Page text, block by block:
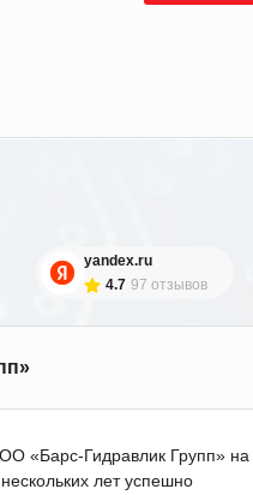
yandex.ru
4.7 97 отзывов
«Барс-Гидравлик Групп» на
лет успешно